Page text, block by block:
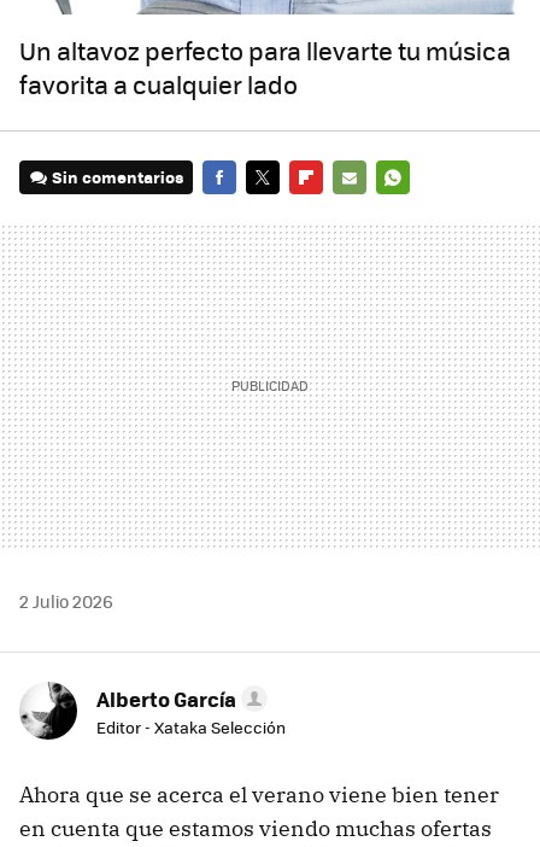
Un altavoz perfecto para llevarte tu música
favorita a cualquier lado
Sin comentarios
MAIL
2 Julio 2026
Alberto García
Editor - Xataka Selección
Ahora que se acerca el verano viene bien tener
en cuenta que estamos viendo muchas ofertas